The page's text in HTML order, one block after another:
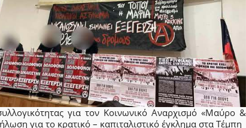
για τον Κοινωνικό Αναρχισμό «Μαύρο &
για το κρατικό – καπιταλιστικό έγκλημα στα Τέμπη